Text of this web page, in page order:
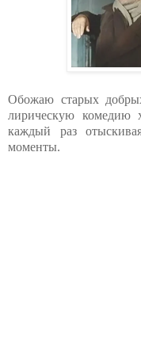
Обожаю старых
лирическую комедию
каждый раз
моменты.